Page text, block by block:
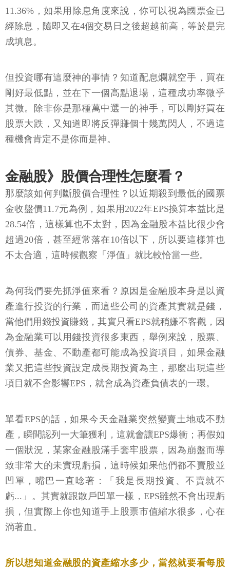
11.36%，如果用除息角度來說，你可以視為國票金已
經除息，隨即又在4個交易日之後超越前高，等於是完
成填息。
但投資哪有這麼神的事情？知道配息爛就空手，買在
剛好最低點，並在下一個高點退場，這種成功率微乎
其微。除非你是那種萬中選一的神手，可以剛好買在
股票大跌，又知道即將反彈賺個十幾萬閃人，不過這
種機會肯定不是你而是神。
金融股》股價合理性怎麼看？
那麼該如何判斷股價合理性？以近期殺到最低的國票
金收盤價11.7元為例，如果用2022年EPS換算本益比是
28.54倍，這樣算也不太對，因為金融股本益比很少會
超過20倍，甚至經常落在10倍以下，所以要這樣算也
不太合適，這時候觀察「淨值」就比較恰當一些。
為何我們要先抓淨值來看？原因是金融股本身是以資
產進行投資的行業，而這些公司的資產其實就是錢，
當他們用錢投資賺錢，其實只看EPS就稍嫌不客觀，因
為金融業可以用錢投資很多東西，舉例來說，股票、
債券、基金、不動產都可能成為投資項目，如果金融
業又把這些投資設定成長期投資為主，那麼出現這些
項目就不會影響EPS，就會成為資產負債表的一環。
單看EPS的話，如果今天金融業突然變賣土地或不動
產，瞬間認列一大筆獲利，這就會讓EPS爆衝；再假如
一個狀況，某家金融股滿手套牢股票，因為崩盤而導
致非常大的未實現虧損，這時候如果他們都不賣股並
凹單，嘴巴一直唸著：「我是長期投資、不賣就不
虧...」。其實就跟散戶凹單一樣，EPS雖然不會出現虧
損，但實際上你也知道手上股票市值縮水很多，心在
淌著血。
所以想知道金融股的資產縮水多少，當然就要看每股